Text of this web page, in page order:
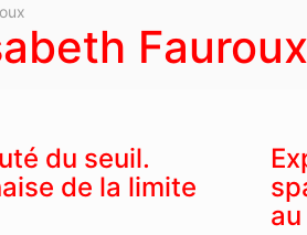
Fauroux
du seuil.
de la limite